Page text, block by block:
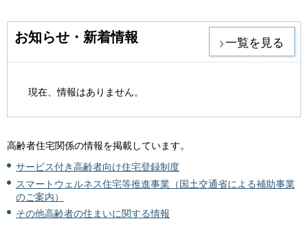
お知らせ・新着情報 一覧を見る
現在、情報はありません。
高齢者住宅関係の情報を掲載しています。
サービス付き高齢者向け住宅登録制度
スマートウェルネス住宅等推進事業（国土交通省による補助事業
のご案内）
その他高齢者の住まいに関する情報